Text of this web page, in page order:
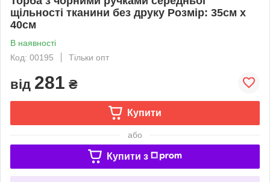
щільності тканини без друку Розмір: 35cм х
40см
В наявності
Код: 00195
Тільки опт
від 281 ₴
Купити
або
Купити з